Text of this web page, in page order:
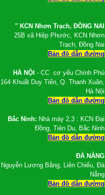
'' KCN Nhơn Trạch, ĐỒNG NAI
25B xã Hiệp Phước, KCN Nhơn
Trạch, Đồng Nai
Bản đồ dẫn đường
HÀ NỘI - CC cơ yếu Chính Phủ
164 Khuất Duy Tiến, Q. Thanh Xuân,
Hà Nội
Bản đồ dẫn đường
Bắc Ninh: Nhà máy 2,3 : KCN Đại
Đồng, Tiên Du, Bắc Ninh
Bản đồ dẫn đường
ĐÀ NẴNG
Nguyễn Lương Bằng, Liên Chiểu, Đà
Nẵng
Bản đồ dẫn đường